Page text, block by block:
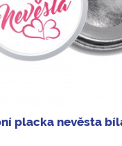
placka nevěsta